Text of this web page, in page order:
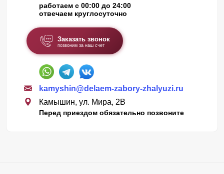
работаем с 00:00 до 24:00
отвечаем круглосуточно
Заказать звонок
позвоним за наш счет
kamyshin@delaem-zabory-zhalyuzi.ru
Камышин, ул. Мира, 2В
Перед приездом обязательно позвоните